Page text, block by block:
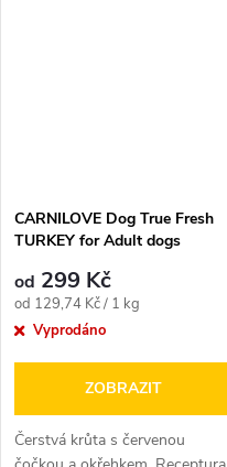
CARNILOVE Dog True Fresh
TURKEY for Adult dogs
od 299 Kč
Měrná
cena:
od 129,74 Kč / 1 kg
Vyprodáno
ZOBRAZIT
Čerstvá krůta s červenou